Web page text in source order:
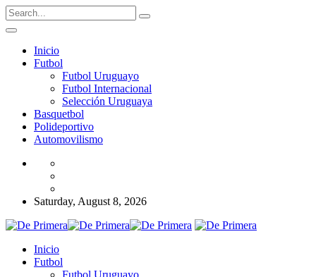
Inicio
Futbol
Futbol Uruguayo
Futbol Internacional
Selección Uruguaya
Basquetbol
Polideportivo
Automovilismo
Saturday, August 8, 2026
Inicio
Futbol
Futbol Uruguayo